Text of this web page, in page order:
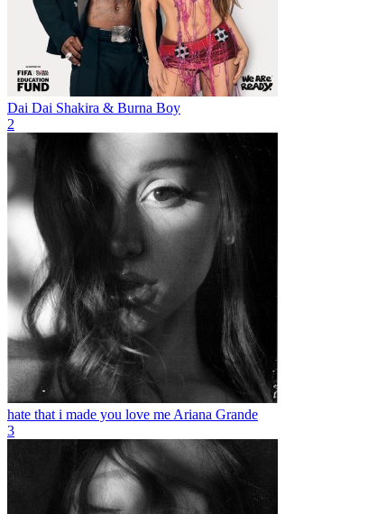
Dai Dai Shakira & Burna Boy
2
hate that i made you love me Ariana Grande
3